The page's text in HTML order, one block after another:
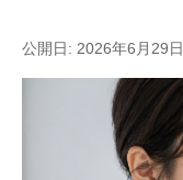
公開日: 2026年6月29日
料金表
アクセス
採用情報